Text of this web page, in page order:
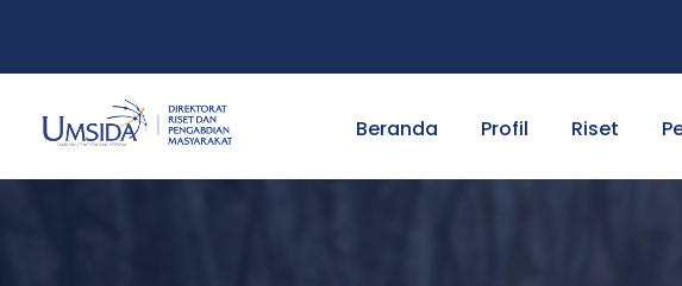
Beranda Profil Riset